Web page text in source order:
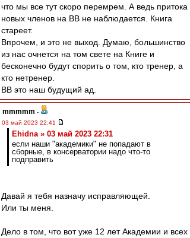
что мы все тут скоро перемрем. А ведь притока
новых членов на ВВ не наблюдается. Книга
стареет.
Впрочем, и это не выход. Думаю, большинство
из нас очнется на том свете на Книге и
бесконечно будут спорить о том, кто тренер, а
кто нетренер.
ВВ это наш будущий ад.
mmmmm -
03 май 2023 22:41
Ehidna » 03 май 2023 22:31
если наши "академики" не попадают в
сборные, в консерватории надо что-то
подправить
Давай я тебя назначу исправляющей.
Или ты меня.
Дело в том, что вот уже 12 лет Академии и всех